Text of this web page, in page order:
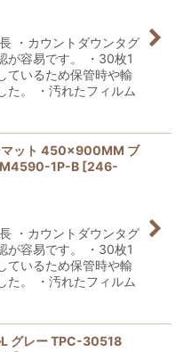
・カウントダウンタグ
が容易です。 ・30枚1
ているため保管時や輸
た。 ・汚れたフィルム
マット 450×900MM ブ
1P-B [246-
・カウントダウンタグ
が容易です。 ・30枚1
ているため保管時や輸
た。 ・汚れたフィルム
グレー TPC-30518